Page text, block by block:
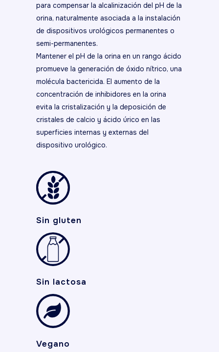
para compensar la alcalinización del pH de la
orina, naturalmente asociada a la instalación
de dispositivos urológicos permanentes o
semi-permanentes.
Mantener el pH de la orina en un rango ácido
promueve la generación de óxido nítrico, una
molécula bactericida. El aumento de la
concentración de inhibidores en la orina
evita la cristalización y la deposición de
cristales de calcio y ácido úrico en las
superficies internas y externas del
dispositivo urológico.
Sin gluten
Sin lactosa
Vegano